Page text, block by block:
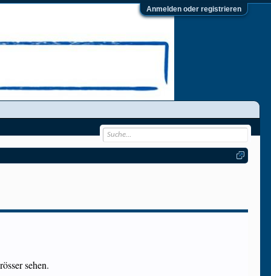
Anmelden oder registrieren
sehen.